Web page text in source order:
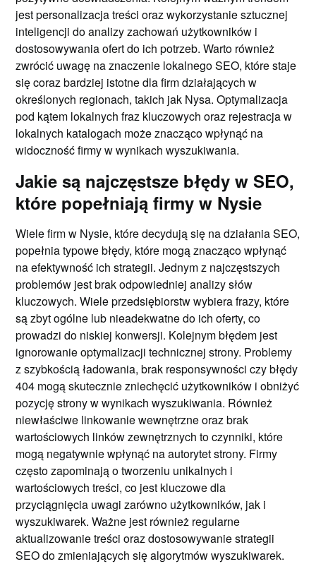
jest personalizacja treści oraz wykorzystanie sztucznej
inteligencji do analizy zachowań użytkowników i
dostosowywania ofert do ich potrzeb. Warto również
zwrócić uwagę na znaczenie lokalnego SEO, które staje
się coraz bardziej istotne dla firm działających w
określonych regionach, takich jak Nysa. Optymalizacja
pod kątem lokalnych fraz kluczowych oraz rejestracja w
lokalnych katalogach może znacząco wpłynąć na
widoczność firmy w wynikach wyszukiwania.
Jakie są najczęstsze błędy w SEO,
które popełniają firmy w Nysie
Wiele firm w Nysie, które decydują się na działania SEO,
popełnia typowe błędy, które mogą znacząco wpłynąć
na efektywność ich strategii. Jednym z najczęstszych
problemów jest brak odpowiedniej analizy słów
kluczowych. Wiele przedsiębiorstw wybiera frazy, które
są zbyt ogólne lub nieadekwatne do ich oferty, co
prowadzi do niskiej konwersji. Kolejnym błędem jest
ignorowanie optymalizacji technicznej strony. Problemy
z szybkością ładowania, brak responsywności czy błędy
404 mogą skutecznie zniechęcić użytkowników i obniżyć
pozycję strony w wynikach wyszukiwania. Również
niewłaściwe linkowanie wewnętrzne oraz brak
wartościowych linków zewnętrznych to czynniki, które
mogą negatywnie wpłynąć na autorytet strony. Firmy
często zapominają o tworzeniu unikalnych i
wartościowych treści, co jest kluczowe dla
przyciągnięcia uwagi zarówno użytkowników, jak i
wyszukiwarek. Ważne jest również regularne
aktualizowanie treści oraz dostosowywanie strategii
SEO do zmieniających się algorytmów wyszukiwarek.